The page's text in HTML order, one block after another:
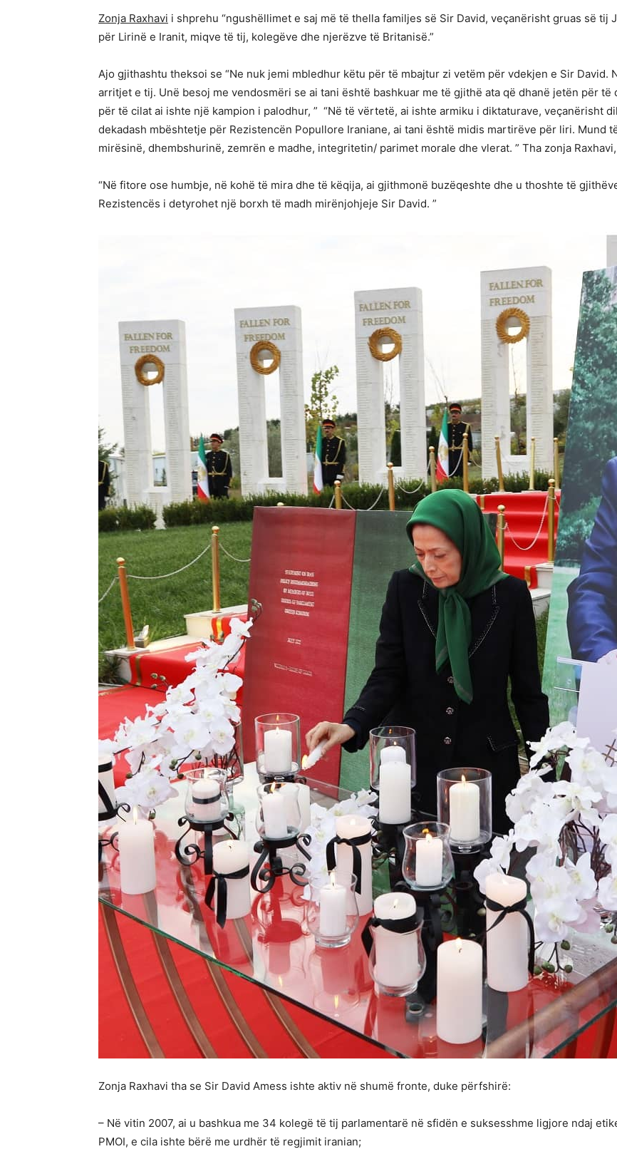
Zonja Raxhavi i shprehu “ngushëllimet e saj më të thella familjes së Sir David, veçanërisht gruas së tij
për Lirinë e Iranit, miqve të tij, kolegëve dhe njerëzve të Britanisë.”
Ajo gjithashtu theksoi se “Ne nuk jemi mbledhur këtu për të mbajtur zi vetëm për vdekjen e Sir
arritjet e tij. Unë besoj me vendosmëri se ai tani është bashkuar me të gjithë ata që dhanë jetën për
për të cilat ai ishte një kampion i palodhur, ” “Në të vërtetë, ai ishte armiku i diktaturave, veçanërisht
dekadash mbështetje për Rezistencën Popullore Iraniane, ai tani është midis martirëve për liri. Mund
mirësinë, dhembshurinë, zemrën e madhe, integritetin/ parimet morale dhe vlerat. ” Tha zonja
“Në fitore ose humbje, në kohë të mira dhe të këqija, ai gjithmonë buzëqeshte dhe u thoshte të
Rezistencës i detyrohet një borxh të madh mirënjohjeje Sir David. ”
Zonja Raxhavi tha se Sir David Amess ishte aktiv në shumë fronte, duke përfshirë:
– Në vitin 2007, ai u bashkua me 34 kolegë të tij parlamentarë në sfidën e suksesshme ligjore ndaj
PMOI, e cila ishte bërë me urdhër të regjimit iranian;